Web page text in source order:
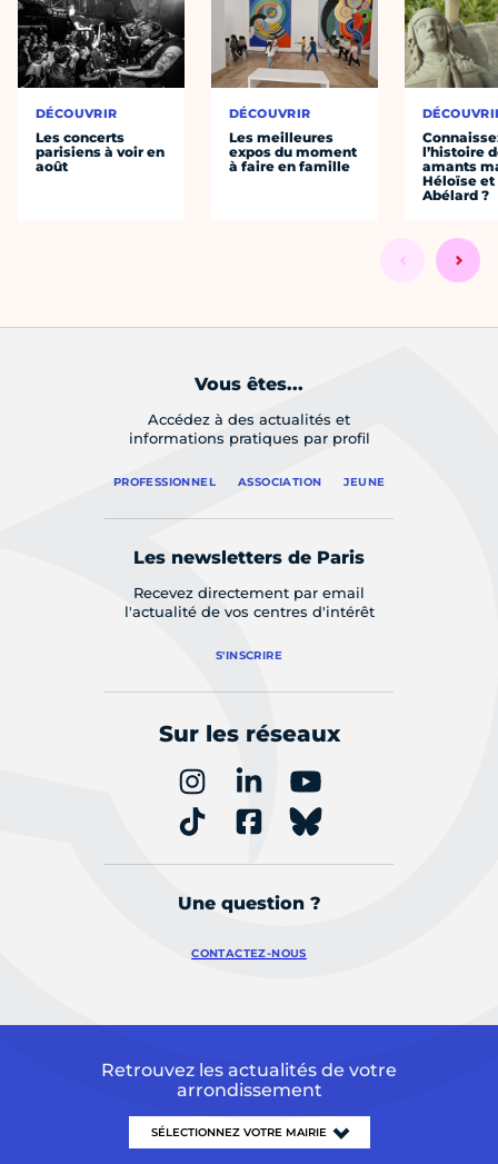
DÉCOUVRIR
Les concerts
parisiens à voir en
août
DÉCOUVRIR
Les meilleures
expos du moment
à faire en famille
l’histoire
amants
Héloïse et
Abélard ?
Vous êtes...
Accédez à des actualités et
informations pratiques par profil
PROFESSIONNEL ASSOCIATION JEUNE
Les newsletters de Paris
Recevez directement par email
l'actualité de vos centres d'intérêt
S'INSCRIRE
Sur les réseaux
Une question ?
CONTACTEZ-NOUS
Retrouvez les actualités de votre
arrondissement